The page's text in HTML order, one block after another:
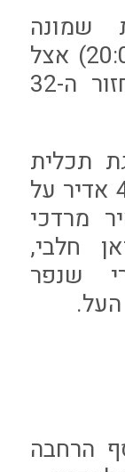
שמונה
התארחה הערב (רביעי, 20:00) אצל
בני סכנין, במסגרת המחזור ה-32
תכלית
של ברדה וחבורתו, עם 4-0 אדיר על
מרדכי
חלבי,
שנפר
הרחבה